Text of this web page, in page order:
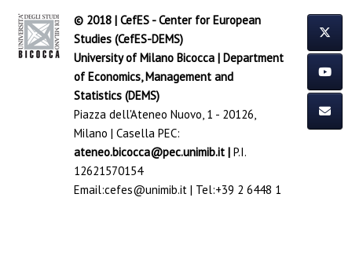
© 2018 | CefES - Center for European
Studies (CefES-DEMS)
University of Milano Bicocca| Department
of Economics, Management and
Statistics (DEMS)
Piazza dell'Ateneo Nuovo, 1 - 20126,
Milano | Casella PEC:
ateneo.bicocca@pec.unimib.it| P.I.
12621570154
Email:cefes@unimib.it| Tel:+39 2 6448 1